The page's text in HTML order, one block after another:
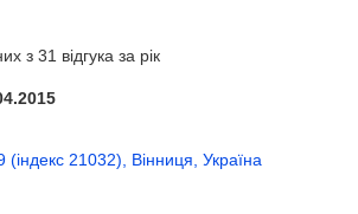
з 31 відгука за рік
(індекс 21032), Вінниця, Україна